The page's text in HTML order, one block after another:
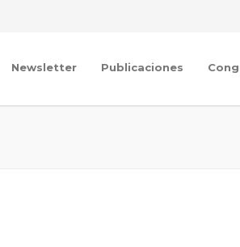
Newsletter Publicaciones